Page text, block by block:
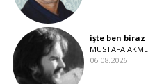
işte ben biraz
MUSTAFA
06.08.2026